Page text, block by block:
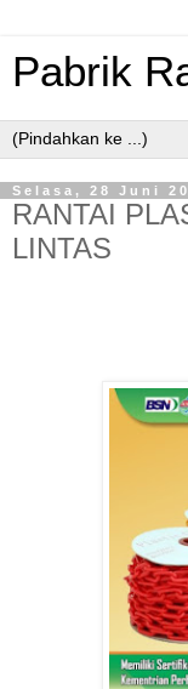
Pabrik
Selasa, 28 Juni
RANTAI
LINTAS